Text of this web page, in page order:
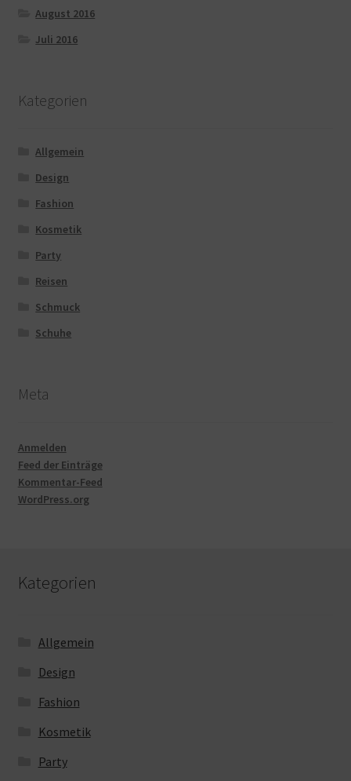
August 2016
Juli 2016
Kategorien
Allgemein
Design
Fashion
Kosmetik
Party
Reisen
Schmuck
Schuhe
Meta
Anmelden
Feed der Einträge
Kommentar-Feed
WordPress.org
Kategorien
Allgemein
Design
Fashion
Kosmetik
Party